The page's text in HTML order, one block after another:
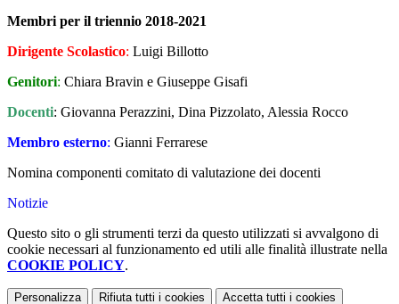
Membri per il triennio 2018-2021
Dirigente Scolastico: Luigi Billotto
Genitori: Chiara Bravin e Giuseppe Gisafi
Docenti: Giovanna Perazzini, Dina Pizzolato, Alessia Rocco
Membro esterno: Gianni Ferrarese
Nomina componenti comitato di valutazione dei docenti
Notizie
Questo sito o gli strumenti terzi da questo utilizzati si avvalgono di
cookie necessari al funzionamento ed utili alle finalità illustrate nella
COOKIE POLICY.
Personalizza Rifiuta tutti i cookies Accetta tutti i cookies